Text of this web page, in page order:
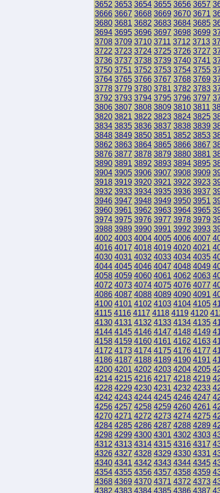
3652 3653 3654 3655 3656 3657
3666 3667 3668 3669 3670 3671
3680 3681 3682 3683 3684 3685
3694 3695 3696 3697 3698 3699
3708 3709 3710 3711 3712 3713
3722 3723 3724 3725 3726 3727
3736 3737 3738 3739 3740 3741
3750 3751 3752 3753 3754 3755
3764 3765 3766 3767 3768 3769
3778 3779 3780 3781 3782 3783
3792 3793 3794 3795 3796 3797
3806 3807 3808 3809 3810 3811
3820 3821 3822 3823 3824 3825
3834 3835 3836 3837 3838 3839
3848 3849 3850 3851 3852 3853
3862 3863 3864 3865 3866 3867
3876 3877 3878 3879 3880 3881
3890 3891 3892 3893 3894 3895
3904 3905 3906 3907 3908 3909
3918 3919 3920 3921 3922 3923
3932 3933 3934 3935 3936 3937
3946 3947 3948 3949 3950 3951
3960 3961 3962 3963 3964 3965
3974 3975 3976 3977 3978 3979
3988 3989 3990 3991 3992 3993
4002 4003 4004 4005 4006 4007
4016 4017 4018 4019 4020 4021
4030 4031 4032 4033 4034 4035
4044 4045 4046 4047 4048 4049
4058 4059 4060 4061 4062 4063
4072 4073 4074 4075 4076 4077
4086 4087 4088 4089 4090 4091
4100 4101 4102 4103 4104 4105
4115 4116 4117 4118 4119 4120
4130 4131 4132 4133 4134 4135
4144 4145 4146 4147 4148 4149
4158 4159 4160 4161 4162 4163
4172 4173 4174 4175 4176 4177
4186 4187 4188 4189 4190 4191
4200 4201 4202 4203 4204 4205
4214 4215 4216 4217 4218 4219
4228 4229 4230 4231 4232 4233
4242 4243 4244 4245 4246 4247
4256 4257 4258 4259 4260 4261
4270 4271 4272 4273 4274 4275
4284 4285 4286 4287 4288 4289
4298 4299 4300 4301 4302 4303
4312 4313 4314 4315 4316 4317
4326 4327 4328 4329 4330 4331
4340 4341 4342 4343 4344 4345
4354 4355 4356 4357 4358 4359
4368 4369 4370 4371 4372 4373
4382 4383 4384 4385 4386 4387